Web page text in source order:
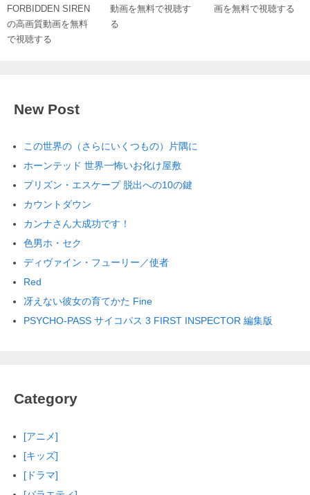
FORBIDDEN SIREN
の高画質動画を無料
で視聴する
動画を無料で視聴す
る
画を無料で視聴する
New Post
この世界の（さらにいくつもの）片隅に
ホーンテッド 世界一怖いお化け屋敷
プリズン・エスケープ 脱出への10の鍵
カウントダウン
カンナさん大成功です！
色男ホ・セク
ディヴァイン・フューリー／使者
Red
冴えない彼女の育てかた Fine
PSYCHO-PASS サイコパス 3 FIRST INSPECTOR 編集版
Category
[アニメ]
[キッズ]
[ドラマ]